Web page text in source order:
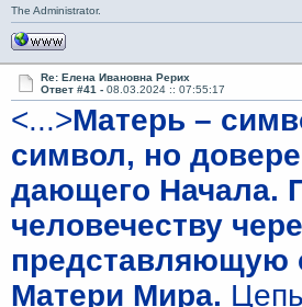
The Administrator.
Re: Елена Ивановна Рерих
Ответ #41 -08.03.2024 :: 07:55:17
<...>Матерь –
символ, но
дающего Начала.
человечеству
представляющую
Матери Мира.